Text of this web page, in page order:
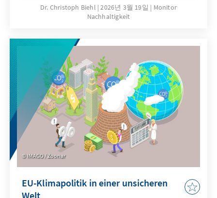
gehören zu den maßgeblichen Treibern des
Biodiversitätsrückgangs. Dabei entstehen
Investitionen und globale
Wertschöpfungsketten. Biodiversitätspolitik
sollte daher nicht nur als Umwelt-, sondern
auch als Wirtschaftspolitik begriffen werden,
an der alle relevanten Stakeholder mitwirken
müssen.
Dr. Christoph Biehl 2026년 3월 19일
Monitor
Nachhaltigkeit
IMAGO / Zoonar
EU-Klimapolitik in einer unsicheren
Welt